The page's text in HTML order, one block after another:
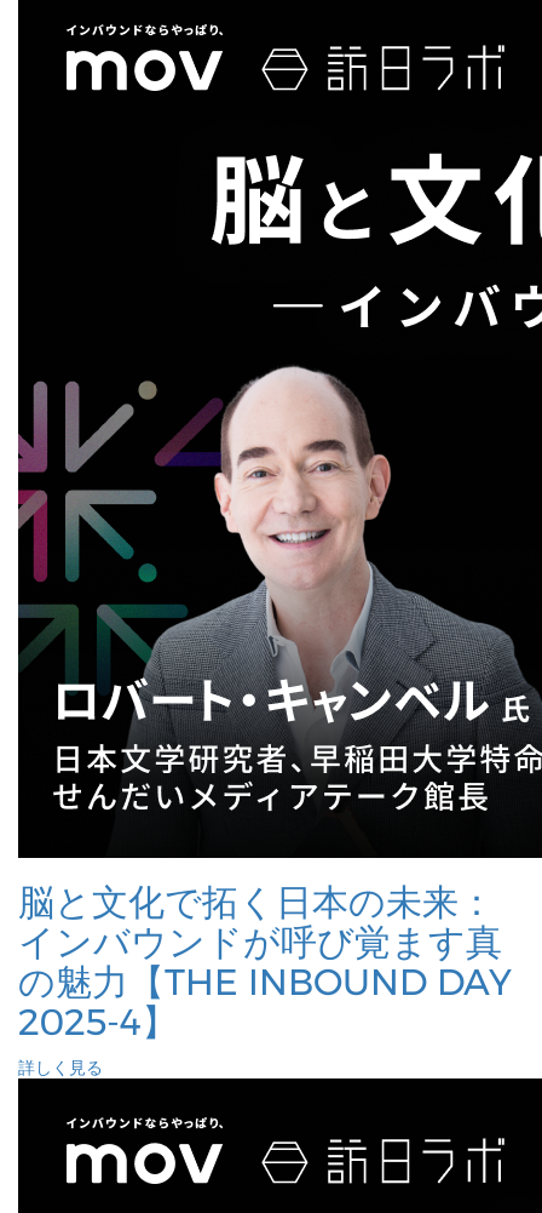
脳と文化で拓く日本の未来：
インバウンドが呼び覚ます真
の魅力【THE INBOUND DAY
2025-4】
詳しく見る